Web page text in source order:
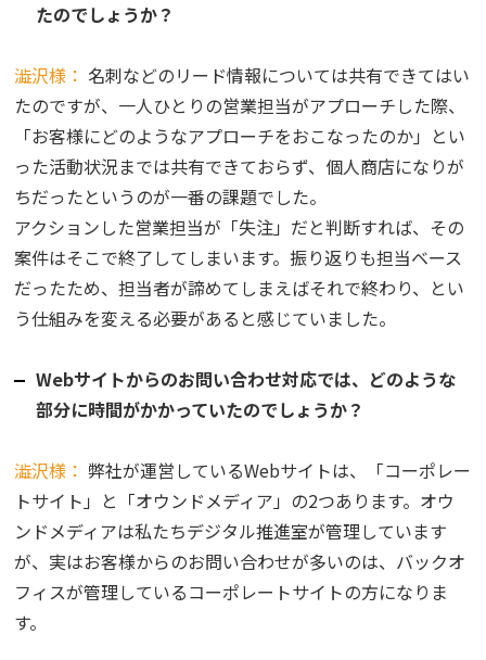
たのでしょうか？
澁沢様： 名刺などのリード情報については共有できてはい
たのですが、一人ひとりの営業担当がアプローチした際、
「お客様にどのようなアプローチをおこなったのか」とい
った活動状況までは共有できておらず、個人商店になりが
ちだったというのが一番の課題でした。
アクションした営業担当が「失注」だと判断すれば、その
案件はそこで終了してしまいます。振り返りも担当ベース
だったため、担当者が諦めてしまえばそれで終わり、とい
う仕組みを変える必要があると感じていました。
Webサイトからのお問い合わせ対応では、どのような
部分に時間がかかっていたのでしょうか？
澁沢様：弊社が運営しているWebサイトは、「コーポレー
トサイト」と「オウンドメディア」の2つあります。オウ
ンドメディアは私たちデジタル推進室が管理しています
が、実はお客様からのお問い合わせが多いのは、バックオ
フィスが管理しているコーポレートサイトの方になりま
す。